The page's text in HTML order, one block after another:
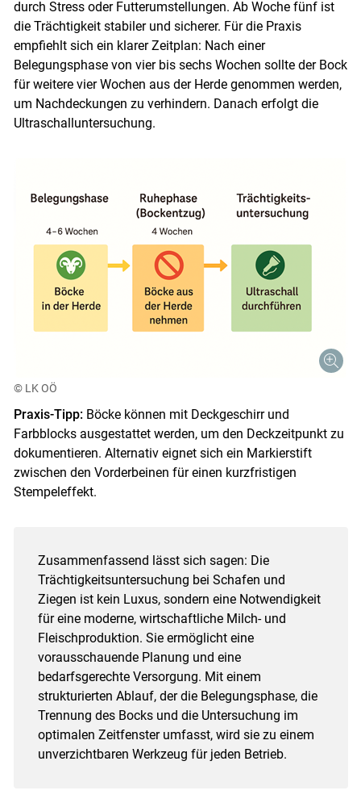
durch Stress oder Futterumstellungen. Ab Woche fünf ist
die Trächtigkeit stabiler und sicherer. Für die Praxis
empfiehlt sich ein klarer Zeitplan: Nach einer
Belegungsphase von vier bis sechs Wochen sollte der Bock
für weitere vier Wochen aus der Herde genommen werden,
um Nachdeckungen zu verhindern. Danach erfolgt die
Ultraschalluntersuchung.
© LK OÖ
Praxis-Tipp: Böcke können mit Deckgeschirr und
Farbblocks ausgestattet werden, um den Deckzeitpunkt zu
dokumentieren. Alternativ eignet sich ein Markierstift
zwischen den Vorderbeinen für einen kurzfristigen
Stempeleffekt.
Zusammenfassend lässt sich sagen: Die
Trächtigkeitsuntersuchung bei Schafen und
Ziegen ist kein Luxus, sondern eine Notwendigkeit
für eine moderne, wirtschaftliche Milch- und
Fleischproduktion. Sie ermöglicht eine
vorausschauende Planung und eine
bedarfsgerechte Versorgung. Mit einem
strukturierten Ablauf, der die Belegungsphase, die
Trennung des Bocks und die Untersuchung im
optimalen Zeitfenster umfasst, wird sie zu einem
unverzichtbaren Werkzeug für jeden Betrieb.